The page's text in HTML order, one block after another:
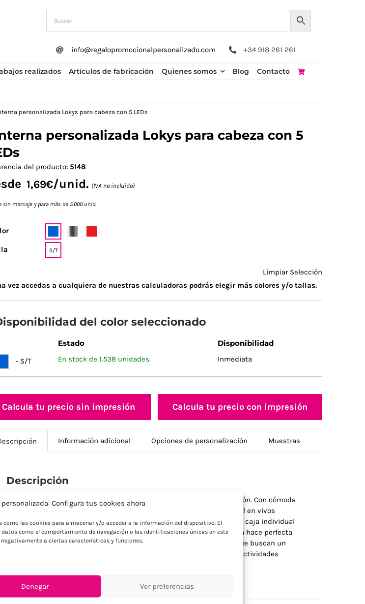
Configura tus cookies ahora
las cookies para almacenar y/o acceder a la información del dispositivo. El
como el comportamiento de navegación o las identificaciones únicas en este
a ciertas características y funciones.
Denegar Ver preferencias
info@regalopromocionalpersonalizado.com +34 918 261 261
realizados Artículos de fabricación Quienes somos Blog Contacto
personalizada Lokys para cabeza con 5 LEDs
personalizada Lokys para cabeza con 5
del producto: 5148
1,69€/unid. (IVA no incluido)
sin marcaje y para más de 5.000 unid.
S/T
Limpiar Selección
vez accedas a cualquiera de nuestras calculadoras podrás elegir más colores y/o tallas.
del color seleccionado
Estado Disponibilidad
- S/T En stock de 1.538 unidades. Inmediata
Calcula tu precio sin impresión Calcula tu precio con impresión
Información adicional Opciones de personalización Muestras
Descripción
Linterna fabricada para cabeza de 5 LEDs con tres modos de iluminación. Con cómoda
cinta elástica ajustable y desmontable y cuerpo en resistente material en vivos
colores. Alimentación a pilas: 3xAAA no incluidas. Viene presentada en caja individual
plateada con bolsa de protección de burbuja. Su diseño para cabeza la hace perfecta
para actividades que requieren manos libres. Genial para empresas que buscan un
regalo tecnológico práctico que libere las manos durante el trabajo o actividades